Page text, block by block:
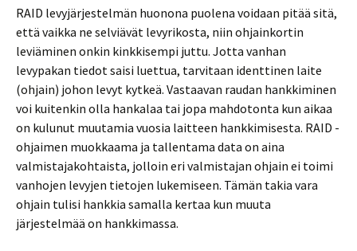
RAID levyjärjestelmän huonona puolena voidaan pitää sitä,
että vaikka ne selviävät levyrikosta, niin ohjainkortin
leviäminen onkin kinkkisempi juttu. Jotta vanhan
levypakan tiedot saisi luettua, tarvitaan identtinen laite
(ohjain) johon levyt kytkeä. Vastaavan raudan hankkiminen
voi kuitenkin olla hankalaa tai jopa mahdotonta kun aikaa
on kulunut muutamia vuosia laitteen hankkimisesta. RAID -
ohjaimen muokkaama ja tallentama data on aina
valmistajakohtaista, jolloin eri valmistajan ohjain ei toimi
vanhojen levyjen tietojen lukemiseen. Tämän takia vara
ohjain tulisi hankkia samalla kertaa kun muuta
järjestelmää on hankkimassa.